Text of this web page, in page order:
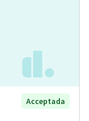
Acceptada